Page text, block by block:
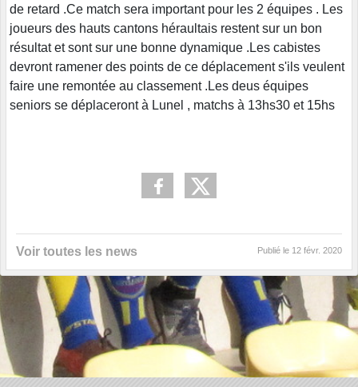
de retard .Ce match sera important pour les 2 équipes . Les
joueurs des hauts cantons héraultais restent sur un bon
résultat et sont sur une bonne dynamique .Les cabistes
devront ramener des points de ce déplacement s'ils veulent
faire une remontée au classement .Les deus équipes
seniors se déplaceront à Lunel , matchs à 13hs30 et 15hs
Voir toutes les news Publié le 12 févr. 2020